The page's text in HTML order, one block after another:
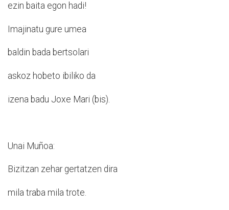
ezin baita egon hadi!
Imajinatu gure umea
baldin bada bertsolari
askoz hobeto ibiliko da
izena badu Joxe Mari (bis).
Unai Muñoa:
Bizitzan zehar gertatzen dira
mila traba mila trote.